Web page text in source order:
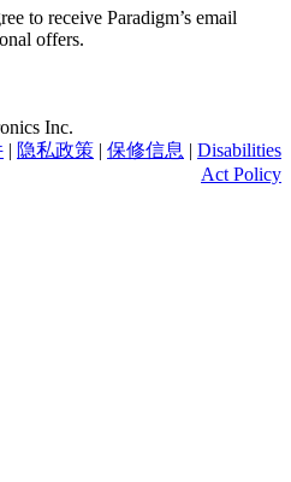
to receive Paradigm’s email
offers.
Inc.
| 隐私政策 | 保修信息 | Disabilities
Act Policy